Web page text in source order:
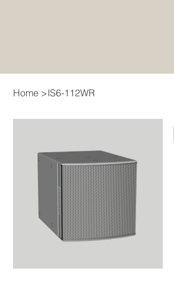
Home >IS6-112WR